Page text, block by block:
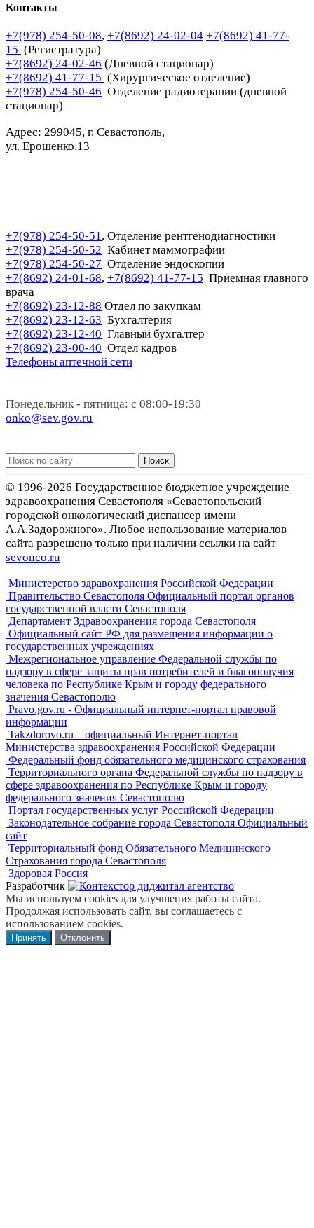
Контакты
+7(978) 254-50-08, +7(8692) 24-02-04 +7(8692) 41-77-
15 (Регистратура)
+7(8692) 24-02-46 (Дневной стационар)
+7(8692) 41-77-15 (Хирургическое отделение)
+7(978) 254-50-46 Отделение радиотерапии (дневной
стационар)
Адрес: 299045, г. Севастополь,
ул. Ерошенко,13
+7(978) 254-50-51, Отделение рентгенодиагностики
+7(978) 254-50-52 Кабинет маммографии
+7(978) 254-50-27 Отделение эндоскопии
+7(8692) 24-01-68, +7(8692) 41-77-15 Приемная главного
врача
+7(8692) 23-12-88 Отдел по закупкам
+7(8692) 23-12-63 Бухгалтерия
+7(8692) 23-12-40 Главный бухгалтер
+7(8692) 23-00-40 Отдел кадров
Телефоны аптечной сети
Понедельник - пятница: с 08:00-19:30
onko@sev.gov.ru
Поиск
© 1996-2026 Государственное бюджетное учреждение
здравоохранения Севастополя «Севастопольский
городской онкологический диспансер имени
А.А.Задорожного». Любое использование материалов
сайта разрешено только при наличии ссылки на сайт
sevonco.ru
Министерство здравохранения Российской Федерации
Правительство Севастополя Официальный портал органов
государственной власти Севастополя
Департамент Здравоохранения города Севастополя
Официальный сайт РФ для размещения информации о
государственных учреждениях
Межрегиональное управление Федеральной службы по
надзору в сфере защиты прав потребителей и благополучия
человека по Республике Крым и городу федерального
значения Севастополю
Pravo.gov.ru - Официальный интернет-портал правовой
информации
Takzdorovo.ru – официальный Интернет-портал
Министерства здравоохранения Российской Федерации
Федеральный фонд обязательного медицинского страхования
Территориального органа Федеральной службы по надзору в
сфере здравоохранения по Республике Крым и городу
федерального значения Севастополю
Портал государственных услуг Российской Федерации
Законодательное собрание города Севастополя Официальный
сайт
Территориальный фонд Обязательного Медицинского
Страхования города Севастополя
Здоровая Россия
Разработчик
Мы используем cookies для улучшения работы сайта.
Продолжая использовать сайт, вы соглашаетесь с
использованием cookies.
Принять Отклонить